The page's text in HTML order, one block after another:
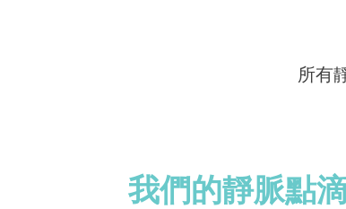
所有
我們的靜脈點